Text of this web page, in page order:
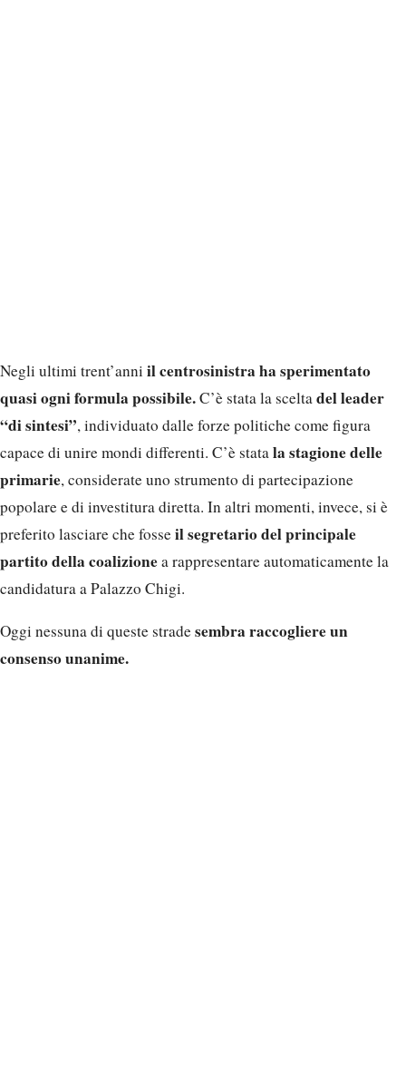
Negli ultimi trent’anni il centrosinistra ha sperimentato
quasi ogni formula possibile.C’è stata la scelta del leader
“di sintesi”, individuato dalle forze politiche come figura
capace di unire mondi differenti. C’è stata la stagione delle
primarie, considerate uno strumento di partecipazione
popolare e di investitura diretta. In altri momenti, invece, si è
preferito lasciare che fosseil segretario del principale
partito della coalizionea rappresentare automaticamente la
candidatura a Palazzo Chigi.
Oggi nessuna di queste stradesembra raccogliere un
consenso unanime.